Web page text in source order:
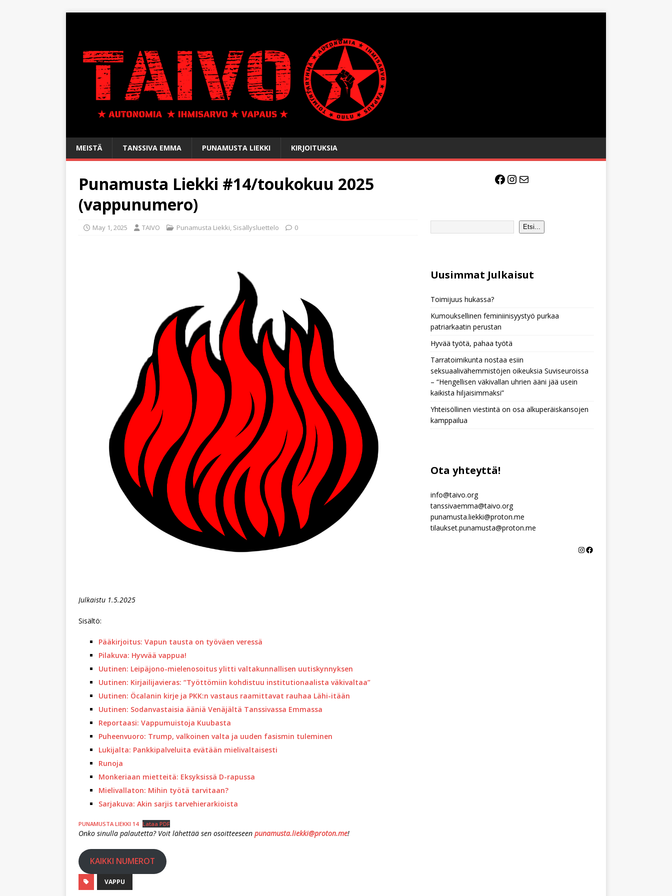
MEISTÄ TANSSIVA EMMA PUNAMUSTA LIEKKI KIRJOITUKSIA
Punamusta Liekki #14/toukokuu 2025
(vappunumero)
May 1, 2025 TAIVO Punamusta Liekki, Sisällysluettelo 0
Julkaistu 1.5.2025
Sisältö:
Pääkirjoitus: Vapun tausta on työväen veressä
Pilakuva: Hyvvää vappua!
Uutinen: Leipäjono-mielenosoitus ylitti valtakunnallisen uutiskynnyksen
Uutinen: Kirjailijavieras: “Työttömiin kohdistuu institutionaalista väkivaltaa”
Uutinen: Öcalanin kirje ja PKK:n vastaus raamittavat rauhaa Lähi-itään
Uutinen: Sodanvastaisia ääniä Venäjältä Tanssivassa Emmassa
Reportaasi: Vappumuistoja Kuubasta
Puheenvuoro: Trump, valkoinen valta ja uuden fasismin tuleminen
Lukijalta: Pankkipalveluita evätään mielivaltaisesti
Runoja
Monkeriaan mietteitä: Eksyksissä D-rapussa
Mielivallaton: Mihin työtä tarvitaan?
Sarjakuva: Akin sarjis tarvehierarkioista
PUNAMUSTA LIEKKI 14 Lataa PDF
Onko sinulla palautetta? Voit lähettää sen osoitteeseen punamusta.liekki@proton.me!
KAIKKI NUMEROT
VAPPU
Etsi...
Uusimmat Julkaisut
Toimijuus hukassa?
Kumouksellinen feminiinisyystyö purkaa
patriarkaatin perustan
Hyvää työtä, pahaa työtä
Tarratoimikunta nostaa esiin
seksuaalivähemmistöjen oikeuksia Suviseuroissa
– “Hengellisen väkivallan uhrien ääni jää usein
kaikista hiljaisimmaksi”
Yhteisöllinen viestintä on osa alkuperäiskansojen
kamppailua
Ota yhteyttä!
info@taivo.org
tanssivaemma@taivo.org
punamusta.liekki@proton.me
tilaukset.punamusta@proton.me